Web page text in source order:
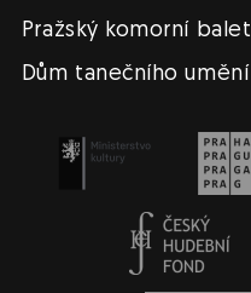
Pražský komorní balet
Dům tanečního umění